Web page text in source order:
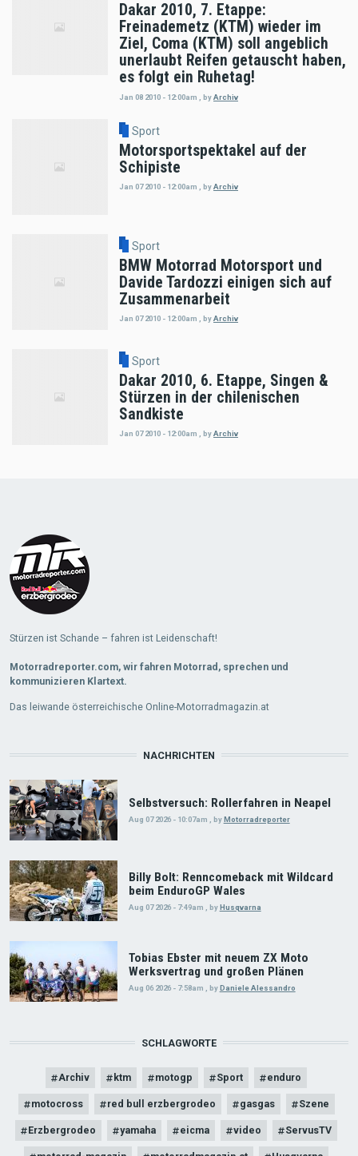
Dakar 2010, 7. Etappe:
Freinademetz (KTM) wieder im
Ziel, Coma (KTM) soll angeblich
unerlaubt Reifen getauscht haben,
es folgt ein Ruhetag!
Jan 08 2010 - 12:00am byArchiv
Sport
Motorsportspektakel auf der
Schipiste
Jan 07 2010 - 12:00am , byArchiv
Sport
BMW Motorrad Motorsport und
Davide Tardozzi einigen sich auf
Zusammenarbeit
Jan 07 2010 - 12:00am byArchiv
Sport
Dakar 2010, 6. Etappe, Singen &
Stürzen in der chilenischen
Sandkiste
Jan 07 2010 - 12:00am byArchiv
Stürzen ist Schande – fahren ist Leidenschaft!
Motorradreporter.com, wir fahren Motorrad, sprechen und
kommunizieren Klartext.
Das leiwande österreichische Online-Motorradmagazin.at
NACHRICHTEN
Selbstversuch: Rollerfahren in Neapel
Aug 07 2026 - 10:07am , by Motorradreporter
Billy Bolt: Renncomeback mit Wildcard
beim EnduroGP Wales
Aug 07 2026 - 7:49am byHusqvarna
Tobias Ebster mit neuem ZX Moto
Werksvertrag und großen Plänen
Aug 06 2026 - 7:58am byDaniele Alessandro
SCHLAGWORTE
Archiv ktm motogp Sport enduro
motocross red bull erzbergrodeo gasgas Szene
Erzbergrodeo yamaha eicma video ServusTV